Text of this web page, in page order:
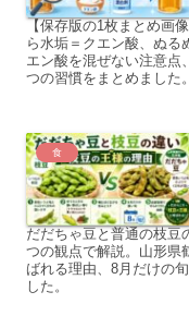
【保存版の1枚まとめ画
ら水垢＝クエン酸、ぬる
エン酸を混ぜない注意点
つの習慣をまとめました。
食
だだちゃ豆と普通の枝豆
つの観点で解説。山形県
ばれる理由、8月だけの
した。